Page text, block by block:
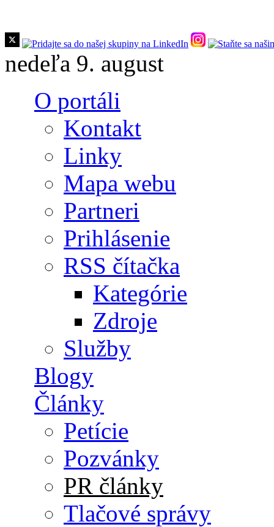
Skočiť na hlavný obsah
nedeľa 9. august
O portáli
Kontakt
Linky
Mapa webu
Partneri
Prihlásenie
RSS čítačka
Kategórie
Zdroje
Služby
Blogy
Články
Petície
Pozvánky
PR články
Tlačové správy